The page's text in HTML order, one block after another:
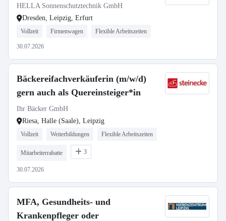
HELLA Sonnenschutztechnik GmbH
Dresden, Leipzig, Erfurt
Vollzeit Firmenwagen Flexible Arbeitszeiten
30.07.2026
Bäckereifachverkäuferin (m/w/d)
gern auch als Quereinsteiger*in
Ihr Bäcker GmbH
Riesa, Halle (Saale), Leipzig
Vollzeit Weiterbildungen Flexible Arbeitszeiten
Mitarbeiterrabatte 3
30.07.2026
MFA, Gesundheits- und
Krankenpfleger oder